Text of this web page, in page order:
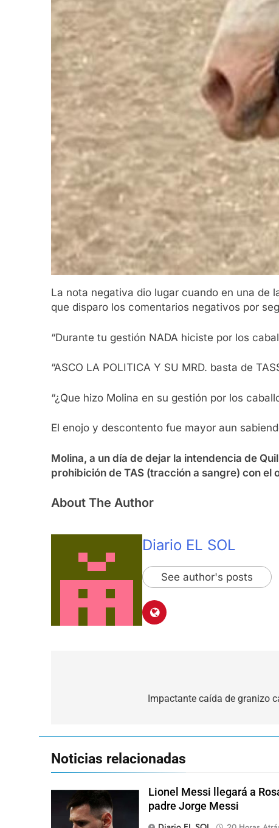
La nota negativa dio lugar cuando en una de
que disparo los comentarios negativos por
“Durante tu gestión NADA hiciste por los
“ASCO LA POLITICA Y SU MRD. basta de
“¿Que hizo Molina en su gestión por los
El enojo y descontento fue mayor aun
Molina, a un día de dejar la intendencia de
prohibición de TAS (tracción a sangre) con
About The Author
Diario EL SOL
See author's posts
Impactante caída de granizo
Noticias relacionadas
Lionel Messi llegará a
padre Jorge Messi